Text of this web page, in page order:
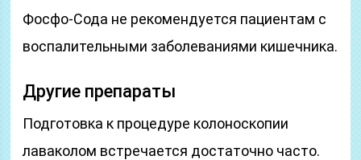
Фосфо-Сода не рекомендуется пациентам с
воспалительными заболеваниями кишечника.
Другие препараты
Подготовка к процедуре колоноскопии
лаваколом встречается достаточно часто.